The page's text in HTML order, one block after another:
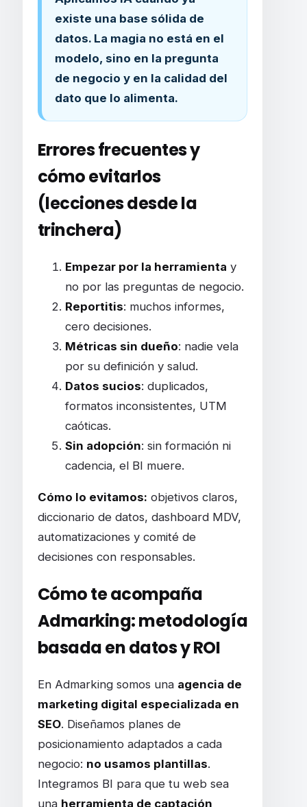
existe una base sólida de
datos. La magia no está en el
modelo, sino en la pregunta
de negocio y en la calidad del
dato que lo alimenta.
Errores frecuentes y
cómo evitarlos
(lecciones desde la
trinchera)
Empezar por la herramienta y
no por las preguntas de negocio.
Reportitis: muchos informes,
cero decisiones.
Métricas sin dueño: nadie vela
por su definición y salud.
Datos sucios: duplicados,
formatos inconsistentes, UTM
caóticas.
Sin adopción: sin formación ni
cadencia, el BI muere.
Cómo lo evitamos: objetivos claros,
diccionario de datos, dashboard MDV,
automatizaciones y comité de
decisiones con responsables.
Cómo te acompaña
Admarking: metodología
basada en datos y ROI
En Admarking somos una agencia de
marketing digital especializada en
SEO. Diseñamos planes de
posicionamiento adaptados a cada
negocio: no usamos plantillas.
Integramos BI para que tu web sea
una herramienta de captación